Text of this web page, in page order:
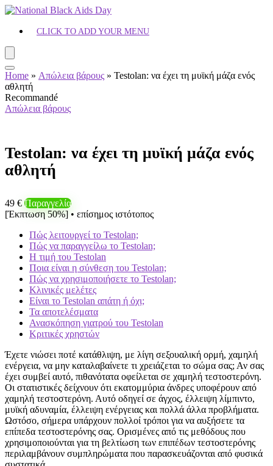
CLICK TO ADD YOUR MENU
Home » Απώλεια βάρους » Testolan: να έχει τη μυϊκή μάζα ενός
αθλητή
Recommandé
Απώλεια βάρους
Testolan: να έχει τη μυϊκή μάζα ενός
αθλητή
49 € Παραγγελία
[Έκπτωση 50%] • επίσημος ιστότοπος
Πώς λειτουργεί το Testolan;
Πώς να παραγγείλω το Testolan;
Η τιμή του Testolan
Ποια είναι η σύνθεση του Testolan;
Πώς να χρησιμοποιήσετε το Testolan;
Κλινικές μελέτες
Είναι το Testolan απάτη ή όχι;
Τα αποτελέσματα
Ανασκόπηση γιατρού του Testolan
Κριτικές χρηστών
Έχετε νιώσει ποτέ κατάθλιψη, με λίγη σεξουαλική ορμή, χαμηλή
ενέργεια, να μην καταλαβαίνετε τι χρειάζεται το σώμα σας; Αν σας
έχει συμβεί αυτό, πιθανότατα οφείλεται σε χαμηλή τεστοστερόνη.
Οι στατιστικές δείχνουν ότι εκατομμύρια άνδρες υποφέρουν από
χαμηλή τεστοστερόνη. Αυτό οδηγεί σε άγχος, έλλειψη λίμπιντο,
μυϊκή αδυναμία, έλλειψη ενέργειας και πολλά άλλα προβλήματα.
Ωστόσο, σήμερα υπάρχουν πολλοί τρόποι για να αυξήσετε τα
επίπεδα τεστοστερόνης σας. Ορισμένες από τις μεθόδους που
χρησιμοποιούνται για τη βελτίωση των επιπέδων τεστοστερόνης
περιλαμβάνουν συμπληρώματα που παρασκευάζονται από φυσικά